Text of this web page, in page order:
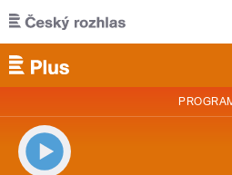
Přejít k hlavnímu obsahu